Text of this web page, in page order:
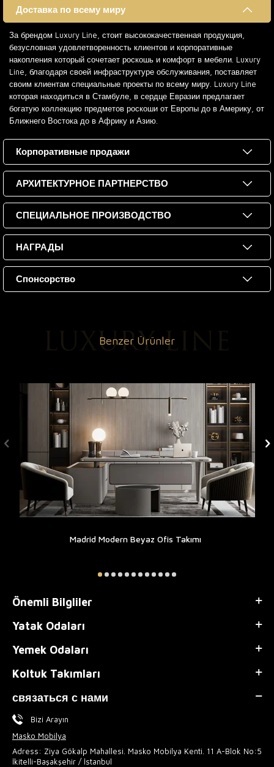
Доставка по всему миру
За брендом Luxury Line, стоит высококачественная продукция,
безусловная удовлетворенность клиентов и корпоративные
накопления который сочетает роскошь и комфорт в мебели. Luxury
Line, благодаря своей инфраструктуре обслуживания, поставляет
своим клиентам специальные проекты по всему миру. Luxury Line
которая находиться в Стамбуле, в сердце Евразии предлагает
богатую коллекцию предметов роскоши от Европы до в Америку, от
Ближнего Востока до в Африку и Азию.
Корпоративные продажи
АРХИТЕКТУРНОЕ ПАРТНЕРСТВО
СПЕЦИАЛЬНОЕ ПРОИЗВОДСТВО
НАГРАДЫ
Спонсорство
Benzer Ürünler
Madrid Modern Beyaz Ofis Takımı
Önemli Bilgliler
Yatak Odaları
Yemek Odaları
Koltuk Takımları
связаться с нами
Bizi Arayın
Masko Mobilya
Adress: Ziya Gökalp Mahallesi. Masko Mobilya Kenti. 11 A-Blok No:5
İkitelli-Başakşehir / İstanbul